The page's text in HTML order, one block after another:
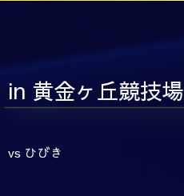
in 黄金ヶ丘競技場
vs ひびき